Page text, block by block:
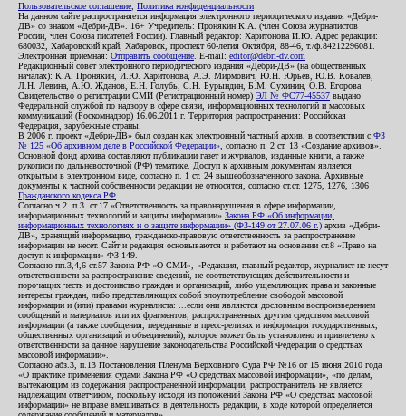
Пользовательское соглашение Политика конфиденциальности
На данном сайте распространяется информация электронного периодического издания «Дебри-
ДВ» со знаком «Дебри-ДВ». 16+ Учредитель: Пронякин К.А. (член Союза журналистов
России, член Союза писателей России). Главный редактор: Харитонова И.Ю. Адрес редакции:
680032, Хабаровский край, Хабаровск, проспект 60-летия Октября, 88-46, т./ф.84212296081.
Электронная приемная: Отправить сообщение . E-mail: editor@debri-dv.com
Редакционный совет электронного периодического издания «Дебри-ДВ» (на общественных
началах): К.А. Пронякин, И.Ю. Харитонова, А.Э. Мирмович, Ю.Н. Юрьев, Ю.В. Ковалев,
Л.Н. Левина, А.Ю. Жданов, Е.Н. Голубь, С.Н. Бурындин, Б.М. Сухинин, О.В. Егорова
Свидетельство о регистрации СМИ (Регистрационный номер) ЭЛ № ФС77-45537 выдано
Федеральной службой по надзору в сфере связи, информационных технологий и массовых
коммуникаций (Роскомнадзор) 16.06.2011 г. Территория распространения: Российская
Федерация, зарубежные страны.
В 2006 г. проект «Дебри-ДВ» был создан как электронный частный архив, в соответствии с ФЗ
№ 125 «Об архивном деле в Российской Федерации» , согласно п. 2 ст. 13 «Создание архивов».
Основной фонд архива составляют публикации газет и журналов, изданные книги, а также
рукописи по дальневосточной (РФ) тематике. Доступ к архивным документам является
открытым в электронном виде, согласно п. 1 ст. 24 вышеобозначенного закона. Архивные
документы к частной собственности редакции не относятся, согласно ст.ст. 1275, 1276, 1306
Гражданского кодекса РФ
Согласно ч.2. п.3. ст.17 «Ответственность за правонарушения в сфере информации,
информационных технологий и защиты информации» Закона РФ «Об информации,
информационных технологиях и о защите информации» (ФЗ-149 от 27.07.06 г.) архив «Дебри-
ДВ», хранящий информацию, гражданско-правовую ответственность за распространение
информации не несет. Сайт и редакция основываются и работают на основании ст.8 «Право на
доступ к информации» ФЗ-149.
Согласно пп.3,4,6 ст.57 Закона РФ «О СМИ», «Редакция, главный редактор, журналист не несут
ответственности за распространение сведений, не соответствующих действительности и
порочащих честь и достоинство граждан и организаций, либо ущемляющих права и законные
интересы граждан, либо представляющих собой злоупотребление свободой массовой
информации и (или) правами журналиста: ...если они являются дословным воспроизведением
сообщений и материалов или их фрагментов, распространенных другим средством массовой
информации (а также сообщения, переданные в пресс-релизах и информация государственных,
общественных организаций и объединений), которое может быть установлено и привлечено к
ответственности за данное нарушение законодательства Российской Федерации о средствах
массовой информации».
Согласно абз.3, п.13 Постановления Пленума Верховного Суда РФ №16 от 15 июня 2010 года
«О практике применения судами Закона РФ «О средствах массовой информации», «по делам,
вытекающим из содержания распространенной информации, распространитель не является
надлежащим ответчиком, поскольку исходя из положений Закона РФ «О средствах массовой
информации» не вправе вмешиваться в деятельность редакции, в ходе которой определяется